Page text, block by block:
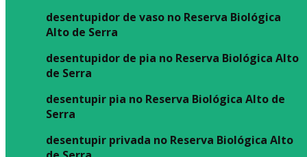
desentupidor de vaso no Reserva Biológica
Alto de Serra
desentupidor de pia no Reserva Biológica Alto
de Serra
desentupir pia no Reserva Biológica Alto de
Serra
desentupir privada no Reserva Biológica Alto